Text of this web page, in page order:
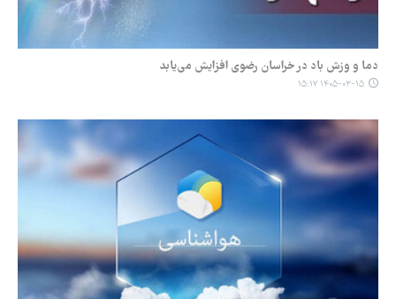
دما و وزش باد در خراسان رضوی افزایش می‌یابد
۱۴۰۵-۰۳-۱۵ ۱۵:۱۷